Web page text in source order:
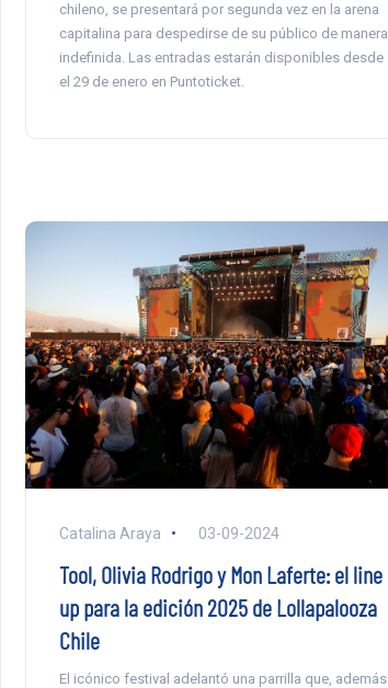
chileno, se presentará por segunda vez en la arena
capitalina para despedirse de su público de manera
indefinida. Las entradas estarán disponibles desde
el 29 de enero en Puntoticket.
Catalina Araya 03-09-2024
Tool, Olivia Rodrigo y Mon Laferte: el line
up para la edición 2025 de Lollapalooza
Chile
El icónico festival adelantó una parrilla que, además